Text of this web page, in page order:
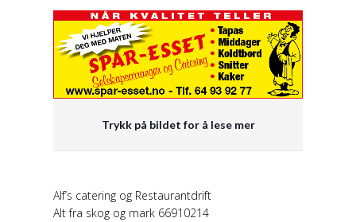
Trykk på bildet for å lese mer
Alf’s catering og Restaurantdrift
Alt fra skog og mark 66910214